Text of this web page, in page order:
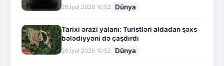
26.İyul.2026 10:52 Dünya
Tarixi ərazi yalanı: Turistləri aldadan şəxs
bələdiyyəni də çaşdırdı
26.İyul.2026 10:52 Dünya